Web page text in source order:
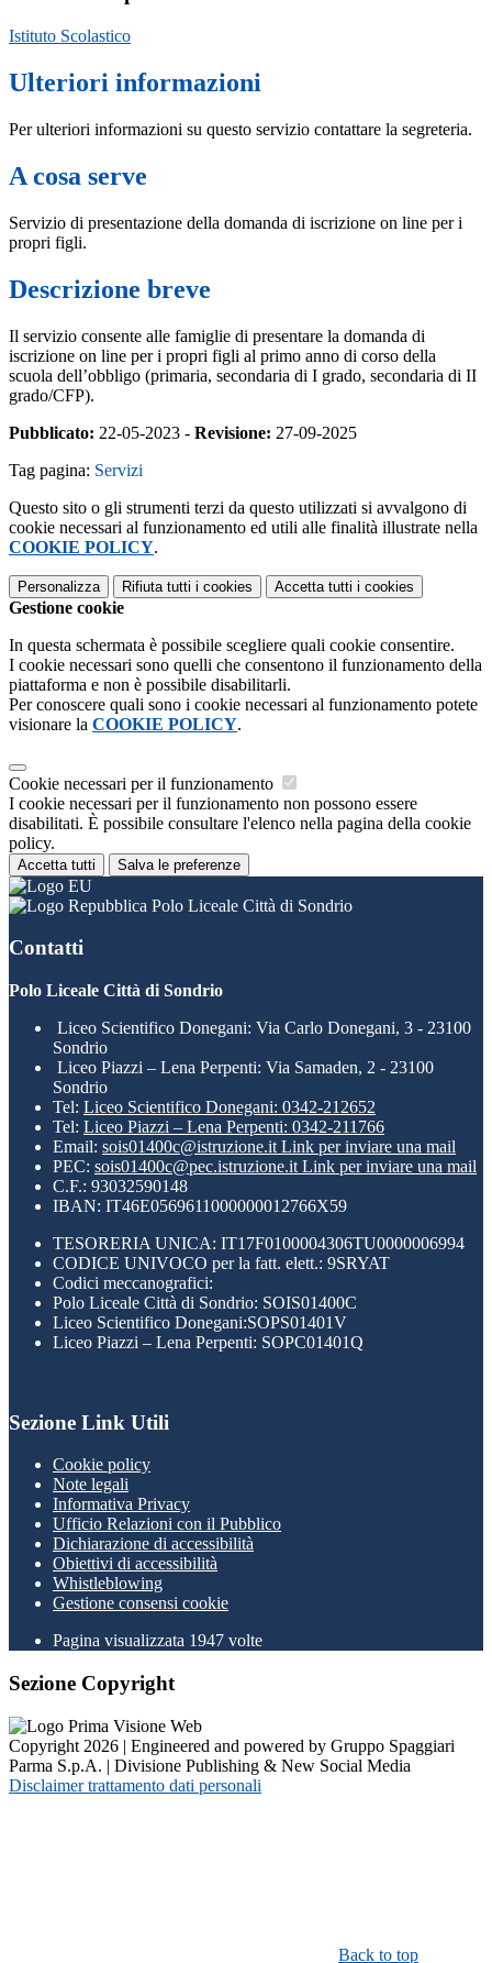
Istituto Scolastico
Ulteriori informazioni
Per ulteriori informazioni su questo servizio contattare la segreteria.
A cosa serve
Servizio di presentazione della domanda di iscrizione on line per i
propri figli.
Descrizione breve
Il servizio consente alle famiglie di presentare la domanda di
iscrizione on line per i propri figli al primo anno di corso della
scuola dell’obbligo (primaria, secondaria di I grado, secondaria di II
grado/CFP).
Pubblicato: 22-05-2023 - Revisione: 27-09-2025
Tag pagina: Servizi
Questo sito o gli strumenti terzi da questo utilizzati si avvalgono di
cookie necessari al funzionamento ed utili alle finalità illustrate nella
COOKIE POLICY.
Personalizza Rifiuta tutti i cookies Accetta tutti i cookies
Gestione cookie
In questa schermata è possibile scegliere quali cookie consentire.
I cookie necessari sono quelli che consentono il funzionamento della
piattaforma e non è possibile disabilitarli.
Per conoscere quali sono i cookie necessari al funzionamento potete
visionare la COOKIE POLICY.
Cookie necessari per il funzionamento
I cookie necessari per il funzionamento non possono essere
disabilitati. È possibile consultare l'elenco nella pagina della cookie
policy.
Accetta tutti Salva le preferenze
Polo Liceale Città di Sondrio
Contatti
Polo Liceale Città di Sondrio
Liceo Scientifico Donegani: Via Carlo Donegani, 3 - 23100
Sondrio
Liceo Piazzi – Lena Perpenti: Via Samaden, 2 - 23100
Sondrio
Tel: Liceo Scientifico Donegani: 0342-212652
Tel: Liceo Piazzi – Lena Perpenti: 0342-211766
Email: sois01400c@istruzione.it Link per inviare una mail
PEC: sois01400c@pec.istruzione.it Link per inviare una mail
C.F.: 93032590148
IBAN: IT46E0569611000000012766X59
TESORERIA UNICA: IT17F0100004306TU0000006994
CODICE UNIVOCO per la fatt. elett.: 9SRYAT
Codici meccanografici:
Polo Liceale Città di Sondrio: SOIS01400C
Liceo Scientifico Donegani:SOPS01401V
Liceo Piazzi – Lena Perpenti: SOPC01401Q
Sezione Link Utili
Cookie policy
Note legali
Informativa Privacy
Ufficio Relazioni con il Pubblico
Dichiarazione di accessibilità
Obiettivi di accessibilità
Whistleblowing
Gestione consensi cookie
Pagina visualizzata 1947 volte
Sezione Copyright
Copyright 2026 | Engineered and powered by Gruppo Spaggiari
Parma S.p.A. | Divisione Publishing & New Social Media
Disclaimer trattamento dati personali
Back to top